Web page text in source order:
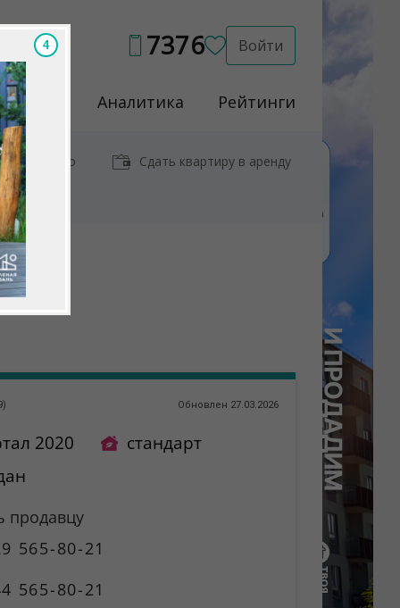
7376 Войти
Услуги Аналитика Рейтинги
у метро Сдать квартиру в аренду
) Обновлен 27.03.2026
2020
стандарт
продавцу
565-80-21
565-80-21
3